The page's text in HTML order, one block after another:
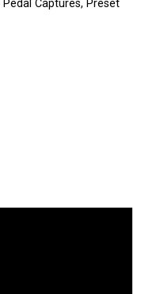
Pedal Captures, Preset